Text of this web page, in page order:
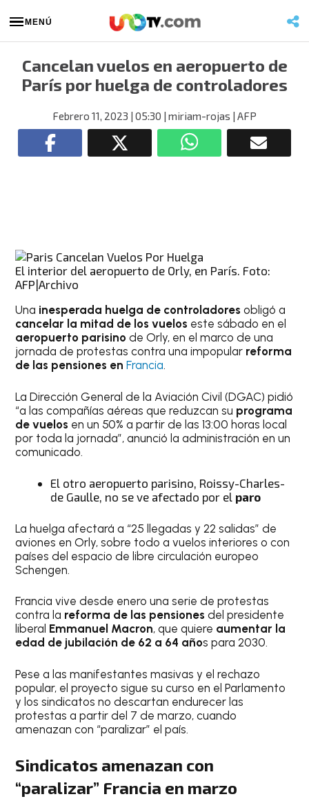
MENÚ
Cancelan vuelos en aeropuerto de
París por huelga de controladores
Febrero 11, 2023 | 05:30 | miriam-rojas | AFP
El interior del aeropuerto de Orly, en París. Foto:
AFP|Archivo
Una inesperada huelga de controladores obligó a
cancelar la mitad de los vuelos este sábado en el
aeropuerto parisino de Orly, en el marco de una
jornada de protestas contra una impopular reforma
de las pensiones en Francia.
La Dirección General de la Aviación Civil (DGAC) pidió
“a las compañías aéreas que reduzcan su programa
de vuelos en un 50% a partir de las 13:00 horas local
por toda la jornada”, anunció la administración en un
comunicado.
El otro aeropuerto parisino, Roissy-Charles-
de Gaulle, no se ve afectado por el paro
La huelga afectará a “25 llegadas y 22 salidas” de
aviones en Orly, sobre todo a vuelos interiores o con
países del espacio de libre circulación europeo
Schengen.
Francia vive desde enero una serie de protestas
contra la reforma de las pensiones del presidente
liberal Emmanuel Macron, que quiere aumentar la
edad de jubilación de 62 a 64 años para 2030.
Pese a las manifestantes masivas y el rechazo
popular, el proyecto sigue su curso en el Parlamento
y los sindicatos no descartan endurecer las
protestas a partir del 7 de marzo, cuando
amenazan con “paralizar” el país.
Sindicatos amenazan con
“paralizar” Francia en marzo